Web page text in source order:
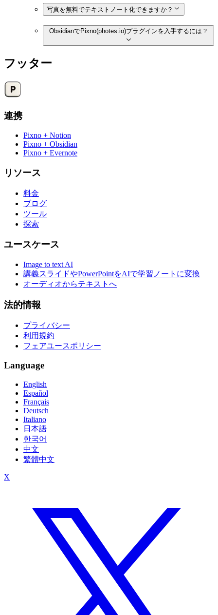
写真を無料でテキストノート化できますか？
ObsidianでPixno(photes.io)プラグインを入手するには？
フッター
連携
Pixno + Notion
Pixno + Obsidian
Pixno + Evernote
リソース
料金
ブログ
ツール
探索
ユースケース
Image to text AI
講義スライドやPowerPointをAIで学習ノートに変換
オーディオからテキストへ
法的情報
プライバシー
利用規約
フェアユースポリシー
Language
English
Español
Français
Deutsch
Italiano
日本語
한국어
中文
繁體中文
X